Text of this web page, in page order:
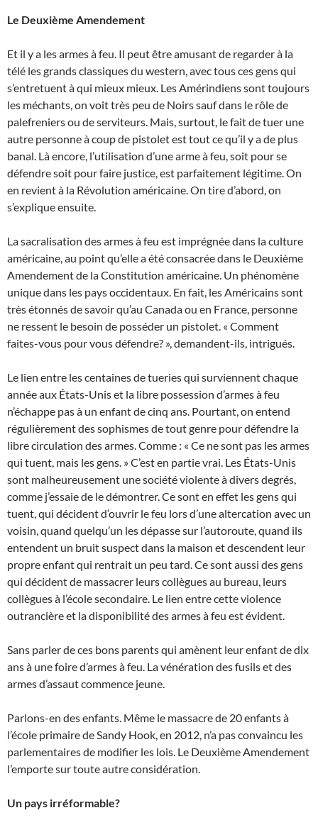
Le Deuxième Amendement
Et il y a les armes à feu. Il peut être amusant de regarder à la
télé les grands classiques du western, avec tous ces gens qui
s’entretuent à qui mieux mieux. Les Amérindiens sont toujours
les méchants, on voit très peu de Noirs sauf dans le rôle de
palefreniers ou de serviteurs. Mais, surtout, le fait de tuer une
autre personne à coup de pistolet est tout ce qu’il y a de plus
banal. Là encore, l’utilisation d’une arme à feu, soit pour se
défendre soit pour faire justice, est parfaitement légitime. On
en revient à la Révolution américaine. On tire d’abord, on
s’explique ensuite.
La sacralisation des armes à feu est imprégnée dans la culture
américaine, au point qu’elle a été consacrée dans le Deuxième
Amendement de la Constitution américaine. Un phénomène
unique dans les pays occidentaux. En fait, les Américains sont
très étonnés de savoir qu’au Canada ou en France, personne
ne ressent le besoin de posséder un pistolet. « Comment
faites-vous pour vous défendre? », demandent-ils, intrigués.
Le lien entre les centaines de tueries qui surviennent chaque
année aux États-Unis et la libre possession d’armes à feu
n’échappe pas à un enfant de cinq ans. Pourtant, on entend
régulièrement des sophismes de tout genre pour défendre la
libre circulation des armes. Comme : « Ce ne sont pas les armes
qui tuent, mais les gens. » C’est en partie vrai. Les États-Unis
sont malheureusement une société violente à divers degrés,
comme j’essaie de le démontrer. Ce sont en effet les gens qui
tuent, qui décident d’ouvrir le feu lors d’une altercation avec un
voisin, quand quelqu’un les dépasse sur l’autoroute, quand ils
entendent un bruit suspect dans la maison et descendent leur
propre enfant qui rentrait un peu tard. Ce sont aussi des gens
qui décident de massacrer leurs collègues au bureau, leurs
collègues à l’école secondaire. Le lien entre cette violence
outrancière et la disponibilité des armes à feu est évident.
Sans parler de ces bons parents qui amènent leur enfant de dix
ans à une foire d’armes à feu. La vénération des fusils et des
armes d’assaut commence jeune.
Parlons-en des enfants. Même le massacre de 20 enfants à
l’école primaire de Sandy Hook, en 2012, n’a pas convaincu les
parlementaires de modifier les lois. Le Deuxième Amendement
l’emporte sur toute autre considération.
Un pays irréformable?